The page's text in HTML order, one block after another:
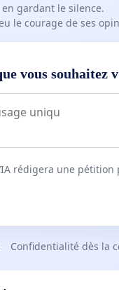
gardant le silence.
le courage de ses
vous souhaitez
rédigera une
Confidentialité dès la